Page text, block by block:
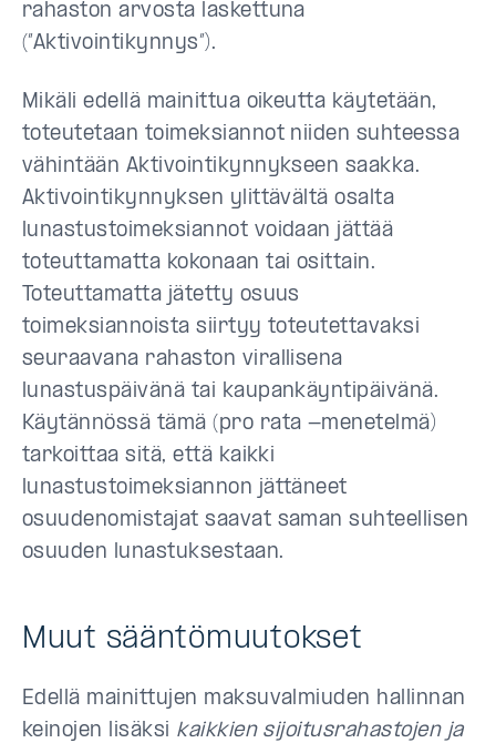
rahaston arvosta laskettuna
(”Aktivointikynnys”).
Mikäli edellä mainittua oikeutta käytetään,
toteutetaan toimeksiannot niiden suhteessa
vähintään Aktivointikynnykseen saakka.
Aktivointikynnyksen ylittävältä osalta
lunastustoimeksiannot voidaan jättää
toteuttamatta kokonaan tai osittain.
Toteuttamatta jätetty osuus
toimeksiannoista siirtyy toteutettavaksi
seuraavana rahaston virallisena
lunastuspäivänä tai kaupankäyntipäivänä.
Käytännössä tämä (pro rata -menetelmä)
tarkoittaa sitä, että kaikki
lunastustoimeksiannon jättäneet
osuudenomistajat saavat saman suhteellisen
osuuden lunastuksestaan.
Muut sääntömuutokset
Edellä mainittujen maksuvalmiuden hallinnan
keinojen lisäksi kaikkien sijoitusrahastojen ja